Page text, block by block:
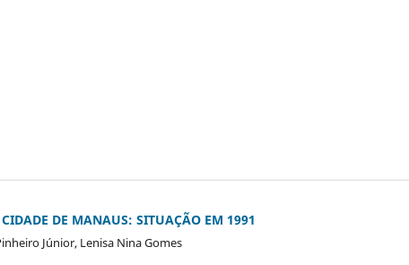
DE MANAUS: SITUAÇÃO EM 1991
Júnior, Lenisa Nina Gomes